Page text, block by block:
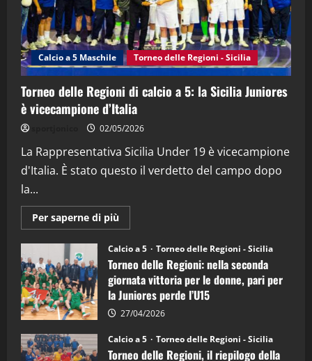
4
"SportEmpire" in Podcast Sport News
“SportEmpire” in Podcast: 27^ Puntata
(Martedi 14 Aprile 2026)
15/04/2026
"SportEmpire" in Podcast
“SportEmpire” in Podcast: 26^ Puntata
08/04/2026
Calcio a 5 Maschile Torneo delle Regioni - Sicilia
Torneo delle Regioni di calcio a 5: la Sicilia Juniores
è vicecampione d’Italia
02/05/2026
La Rappresentativa Sicilia Under 19 è vicecampione
d'Italia. È stato questo il verdetto del campo dopo
la...
Per saperne di più
informazioni
Torneo
delle
Regioni
di
calcio
a
5:
la
Juniores
è
vicecampione
Calcio a 5 Torneo delle Regioni - Sicilia
Torneo delle Regioni: nella seconda
giornata vittoria per le donne, pari per
la Juniores perde l’U15
27/04/2026
Calcio a 5 Torneo delle Regioni - Sicilia
Torneo delle Regioni, il riepilogo della